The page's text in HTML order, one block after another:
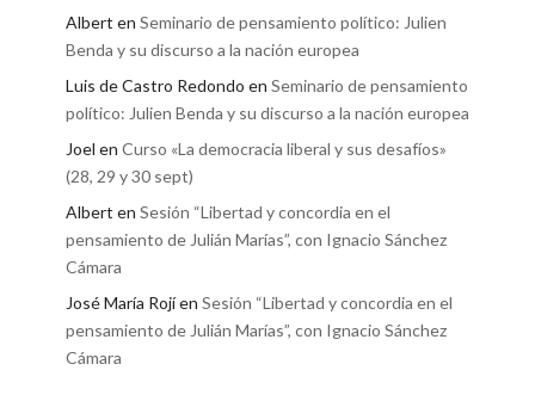
Albert en Seminario de pensamiento político: Julien
Benda y su discurso a la nación europea
Luis de Castro Redondo en Seminario de pensamiento
político: Julien Benda y su discurso a la nación europea
Joel en Curso «La democracia liberal y sus desafíos»
(28, 29 y 30 sept)
Albert en Sesión “Libertad y concordia en el
pensamiento de Julián Marías”, con Ignacio Sánchez
Cámara
José María Rojíen Sesión “Libertad y concordia en el
pensamiento de Julián Marías”, con Ignacio Sánchez
Cámara